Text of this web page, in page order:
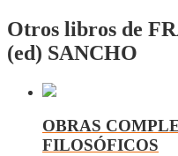
Otros libros de
(ed) SANCHO
OBRAS
FILOSÓFICOS